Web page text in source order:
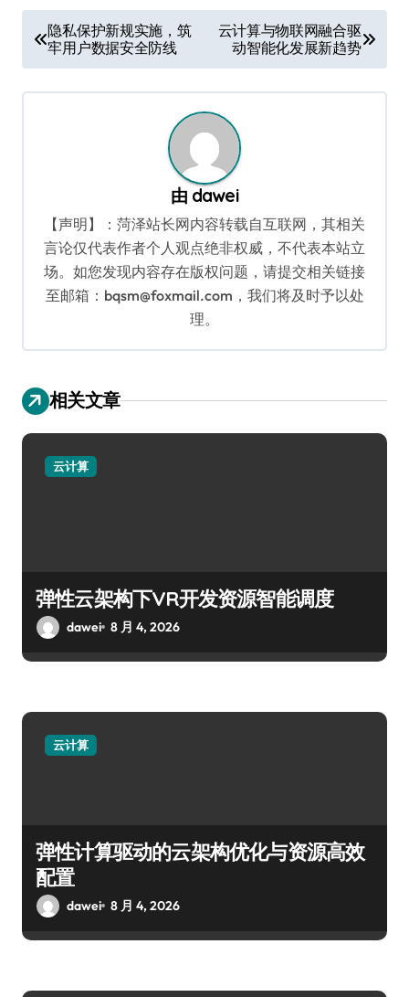
章
导
隐私保护新规实施，筑
牢用户数据安全防线
云计算与物联网融合驱
动智能化发展新趋势
由 dawei
【声明】：菏泽站长网内容转载自互联网，其相关
言论仅代表作者个人观点绝非权威，不代表本站立
场。如您发现内容存在版权问题，请提交相关链接
至邮箱：bqsm@foxmail.com，我们将及时予以处
理。
相关文章
云计算
弹性云架构下VR开发资源智能调度
dawei 8 月 4, 2026
云计算
弹性计算驱动的云架构优化与资源高效
配置
dawei 8 月 4, 2026